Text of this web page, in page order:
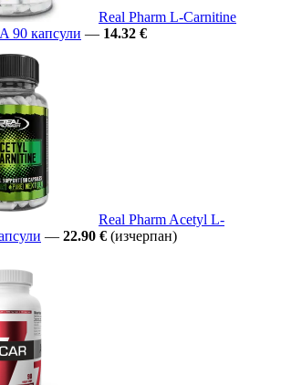
Real Pharm L-Carnitine
90 капсули — 14.32 €
Real Pharm Acetyl L-
— 22.90 € (изчерпан)